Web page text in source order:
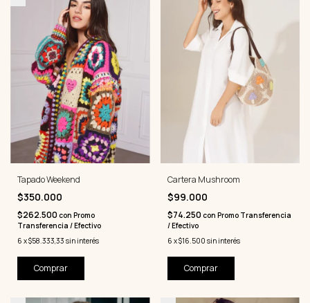
Tapado Weekend
$350.000
$262.500 con Promo
Transferencia / Efectivo
6 x$58.333,33 sin interés
Comprar
Cartera Mushroom
$99.000
$74.250 con Promo Transferencia
/ Efectivo
6 x$16.500 sin interés
Comprar